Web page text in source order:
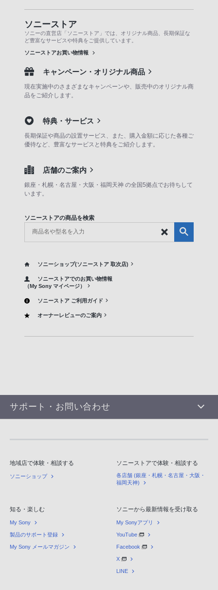
ソニーストア
ソニーの直営店「ソニーストア」では、オリジナル商品、長期保証な
ど豊富なサービスや特典をご提供しています。
ソニーストアお買い物情報
キャンペーン・オリジナル商品
現在実施中のさまざまなキャンペーンや、販売中のオリジナル商
品をご紹介します。
特典・サービス
長期保証や商品の設置サービス、また、購入金額に応じた各種ご
優待など、豊富なサービスと特典をご紹介します。
店舗のご案内
銀座・札幌・名古屋・大阪・福岡天神 の全国5拠点でお待ちして
います。
ソニーストアの商品を検索
ソニーショップ(ソニーストア 取次店)
ソニーストアでのお買い物情報
（My Sony マイページ）
ソニーストア ご利用ガイド
オーナーレビューのご案内
サポート・お問い合わせ
地域店で体験・相談する
ソニーショップ
ソニーストアで体験・相談する
各店舗 (銀座・札幌・名古屋・大阪・
福岡天神)
知る・楽しむ
My Sony
製品のサポート登録
My Sony メールマガジン
ソニーから最新情報を受け取る
My Sonyアプリ
YouTube
Facebook
X
LINE